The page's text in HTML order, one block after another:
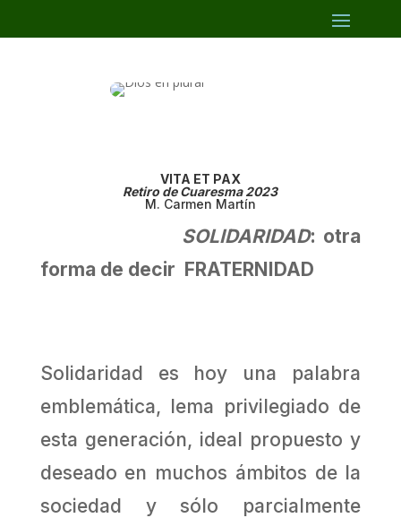
VITA ET PAX
Retiro de Cuaresma 2023
M. Carmen Martín
SOLIDARIDAD: otra
forma de decir FRATERNIDAD
Solidaridad es hoy una palabra
emblemática, lema privilegiado de
esta generación, ideal propuesto y
deseado en muchos ámbitos de la
sociedad y sólo parcialmente